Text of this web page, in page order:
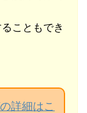
こともでき
詳細はこ